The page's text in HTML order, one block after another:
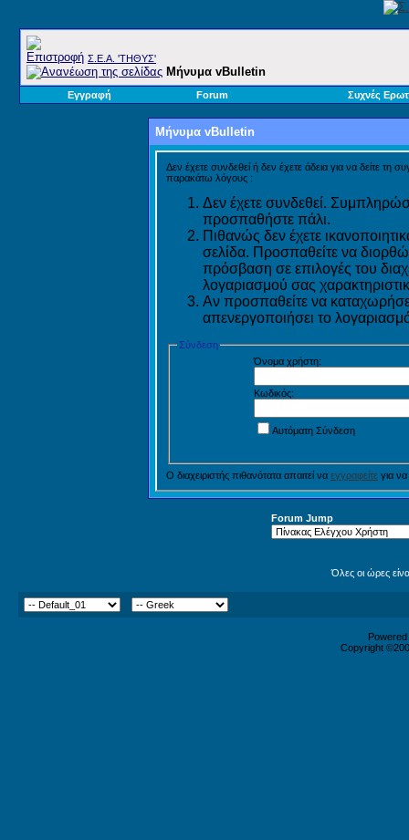
Σ.E.A. 'ΤΗΘΥΣ'
Μήνυμα vBulletin
Εγγραφή Forum Συχνές
Μήνυμα vBulletin
Δεν έχετε συνδεθεί ή δεν έχετε άδεια για να δείτε τη
παρακάτω λόγους :
Δεν έχετε συνδεθεί.
προσπαθήστε πάλι.
Πιθανώς δεν έχετε
σελίδα. Προσπαθείτε να
πρόσβαση σε επιλογές του
λογαριασμού σας
Αν προσπαθείτε να
απενεργοποιήσει το
Σύνδεση
Όνομα χρήστη:
Κωδικός:
Αυτόματη Σύνδεση
Ο διαχειριστής πιθανότατα απαιτεί να εγγραφείτε για
Forum Jump
Όλες οι ώρες
Copyright